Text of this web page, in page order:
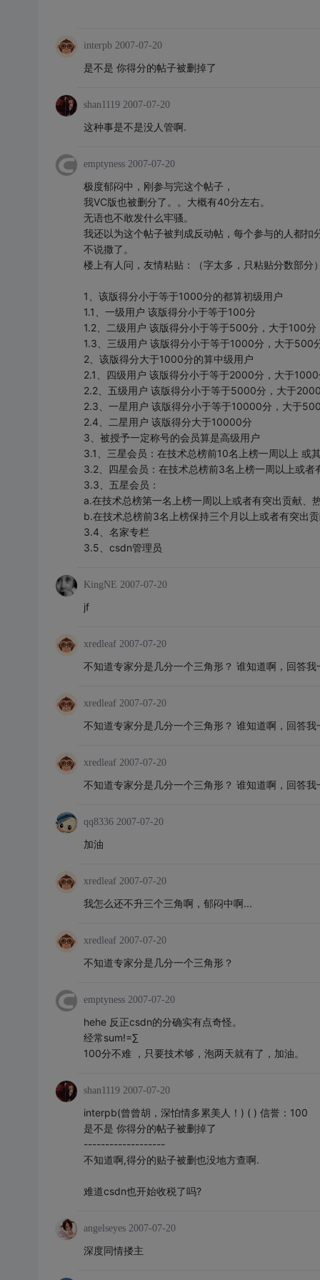
interpb 2007-07-20
是不是 你得分的帖子被删掉了
shan1119 2007-07-20
这种事是不是没人管啊.
emptyness 2007-07-20
极度郁闷中，刚参与完这个帖子，
我VC版也被删分了。。大概有40分左右。
无语也不敢发什么牢骚。
我还以为这个帖子被判成反动帖，每个参与的人都扣
不说撒了。
楼上有人问，友情粘贴：（字太多，只粘贴分数部分）
1、该版得分小于等于1000分的都算初级用户
1.1、一级用户 该版得分小于等于100分
1.2、二级用户 该版得分小于等于500分，大于100分
1.3、三级用户 该版得分小于等于1000分，大于500
2、该版得分大于1000分的算中级用户
2.1、四级用户 该版得分小于等于2000分，大于1000
2.2、五级用户 该版得分小于等于5000分，大于
2.3、一星用户 该版得分小于等于10000分，大于
2.4、二星用户 该版得分大于10000分
3、被授予一定称号的会员算是高级用户
3.1、三星会员：在技术总榜前10名上榜一周以上 或
3.2、四星会员：在技术总榜前3名上榜一周以上或者
3.3、五星会员：
a.在技术总榜第一名上榜一周以上或者有突出贡献、
b.在技术总榜前3名上榜保持三个月以上或者有突出
3.4、名家专栏
3.5、csdn管理员
KingNE 2007-07-20
jf
xredleaf 2007-07-20
不知道专家分是几分一个三角形？ 谁知道啊，回答我
xredleaf 2007-07-20
不知道专家分是几分一个三角形？ 谁知道啊，回答我
xredleaf 2007-07-20
不知道专家分是几分一个三角形？ 谁知道啊，回答我
qq8336 2007-07-20
加油
xredleaf 2007-07-20
我怎么还不升三个三角啊，郁闷中啊...
xredleaf 2007-07-20
不知道专家分是几分一个三角形？
emptyness 2007-07-20
hehe 反正csdn的分确实有点奇怪。
经常sum!=∑
100分不难 ，只要技术够，泡两天就有了，加油。
shan1119 2007-07-20
interpb(曾曾胡，深怕情多累美人！) ( ) 信誉：100
是不是 你得分的帖子被删掉了
-------------------
不知道啊,得分的贴子被删也没地方查啊.
难道csdn也开始收税了吗?
angelseyes 2007-07-20
深度同情搂主